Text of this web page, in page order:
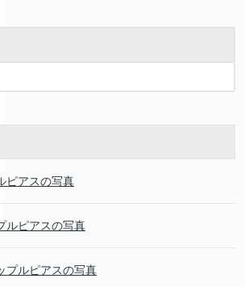
ピアスの写真
ルピアスの写真
プルピアスの写真